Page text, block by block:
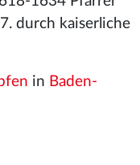
durch kaiserliche
in Baden-